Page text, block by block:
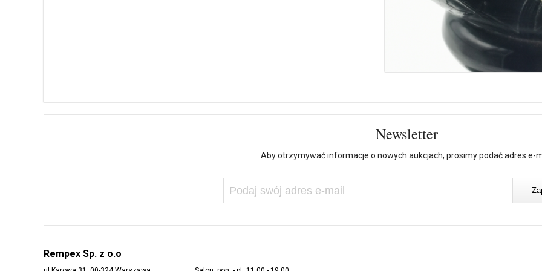
Newsletter
Aby otrzymywać informacje o nowych aukcjach, prosimy podać adres e-
Rempex Sp. z o.o